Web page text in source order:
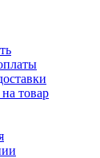
товар